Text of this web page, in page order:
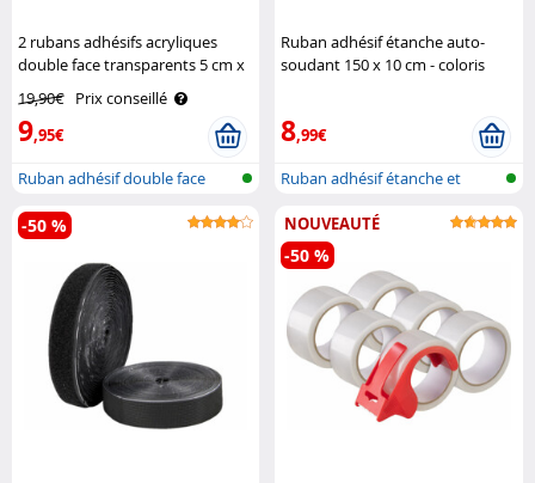
2 rubans adhésifs acryliques
double face transparents 5 cm x
19,90€ Prix conseillé
9,95€
Ruban adhésif double face
nano, réu..
Ruban adhésif étanche auto-
soudant 150 x 10 cm - coloris
8,99€
Ruban adhésif étanche et
-50 % NOUVEAUTÉ
-50 %